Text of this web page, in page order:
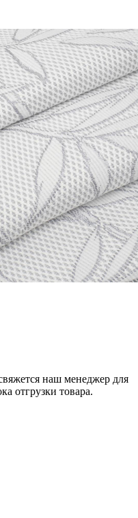
наш менеджер для
отгрузки товара.